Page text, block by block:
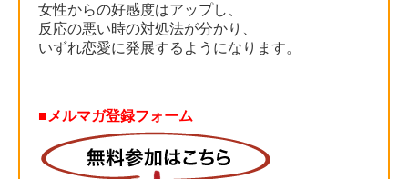
女性からの好感度はアップし、
反応の悪い時の対処法が分かり、
いずれ恋愛に発展するようになります。
■メルマガ登録フォーム